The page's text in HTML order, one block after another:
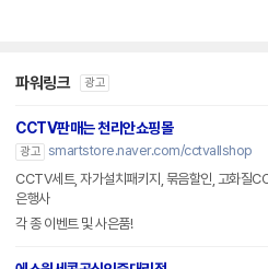
파워링크 광고
CCTV판매는 천리안쇼핑몰
광고 smartstore.naver.com/cctvallshop
CCTV세트, 자가설치패키지, 묶음할인, 고화질
은행사
각 종 이벤트 및 사은품!